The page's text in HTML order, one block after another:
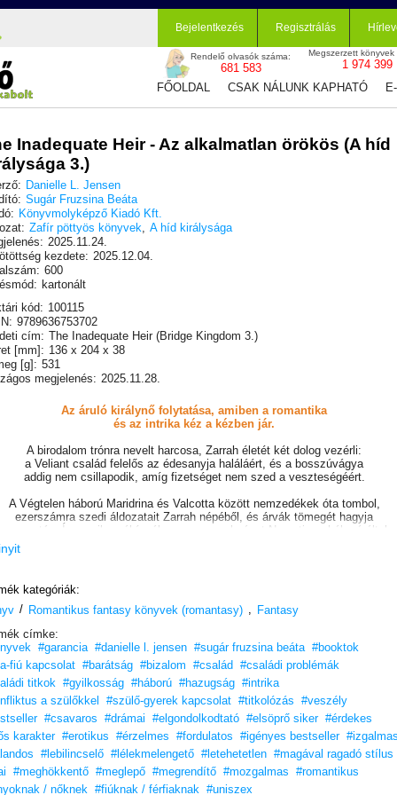
Bejelentkezés Regisztrálás
Rendelő olvasók száma:
681 583
Megszerzett könyvek
1 974 399
FŐOLDAL
CSAK NÁLUNK KAPHATÓ
Inadequate Heir - Az alkalmatlan örökös (A híd
3.)
Danielle L. Jensen
Sugár Fruzsina Beáta
Könyvmolyképző Kiadó Kft.
Zafír pöttyös könyvek, A híd királysága
2025.11.24.
kezdete: 2025.12.04.
600
kartonált
kód: 100115
9789636753702
cím: The Inadequate Heir (Bridge Kingdom 3.)
[mm]: 136 x 204 x 38
[g]: 531
megjelenés: 2025.11.28.
Az áruló királynő folytatása, amiben a romantika
és az intrika kéz a kézben jár.
A birodalom trónra nevelt harcosa, Zarrah életét két dolog vezérli:
a Veliant család felelős az édesanyja haláláért, és a bosszúvágya
addig nem csillapodik, amíg fizetséget nem szed a veszteségéért.
A Végtelen háború Maridrina és Valcotta között nemzedékek óta tombol,
ezerszámra szedi áldozatait Zarrah népéből, és árvák tömegét hagyja
maga után. Így amikor rábízzák a parancsnokságot Nerastis, a háború által
szétszaggatott város fölött, Zarrah eltökélt szándéka, hogy elpusztítsa
Ám ahogy a sors az útjába sodor egy titokzatos, jóképű maridrin férfit,
Zarrah kénytelen megkérdőjelezni saját tetteit: a bosszú jegyében
elkövetett erőszak igazságszolgáltatás, vagy bűnnek róható fel?
és lángoló szenvedélyre lel az ismeretlen férfi karjában.
De amikor a valódi kiléte nem titok többé,
Zarrah előtt egyetlen kérdés áll megválaszolatlanul:
a béke felé fordul, vagy a háború útját járja?
TikTok-szenzáció, egyre növekvő rajongótáborral.
#BookTok, #OlvassEgyJót
Szereted az ellenségekből szerelmesek történeteket?
Ismerd meg az új kedvencedet!
kategóriák:
/ Romantikus fantasy könyvek (romantasy) , Fantasy
címke:
#garancia #danielle l. jensen #sugár fruzsina beáta #booktok
fiú kapcsolat #barátság #bizalom #család #családi problémák
titkok #gyilkosság #háború #hazugság #intrika
a szülőkkel
#szülő-gyerek kapcsolat #titkolózás #veszély
#csavaros #drámai #elgondolkodtató #elsöprő siker #érdekes
karakter #erotikus #érzelmes #fordulatos #igényes bestseller
#lebilincselő #lélekmelengető #letehetetlen #magával ragadó stílus
#meghökkentő #meglepő #megrendítő #mozgalmas #romantikus
/ nőknek #fiúknak / férfiaknak #uniszex